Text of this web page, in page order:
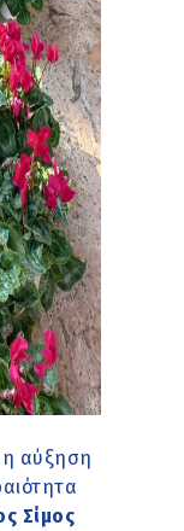
η αύξηση
Σίμος